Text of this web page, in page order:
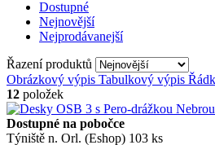
Dostupné
Nejnovější
Nejprodávanejší
Řazení produktů
Obrázkový výpis Tabulkový výpis
12 položek
Dostupné na pobočce
Týniště n. Orl. (Eshop) 103 ks